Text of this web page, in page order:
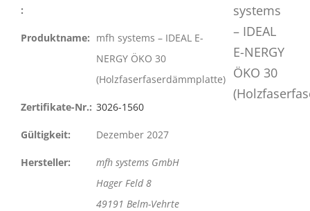
:
Produktname: mfh systems – IDEAL E-
NERGY ÖKO 30
(Holzfaserfaserdämmplatte)
Zertifikate-Nr.: 3026-1560
Gültigkeit: Dezember 2027
Hersteller:
mfh systems GmbH
Hager Feld 8
49191 Belm-Vehrte